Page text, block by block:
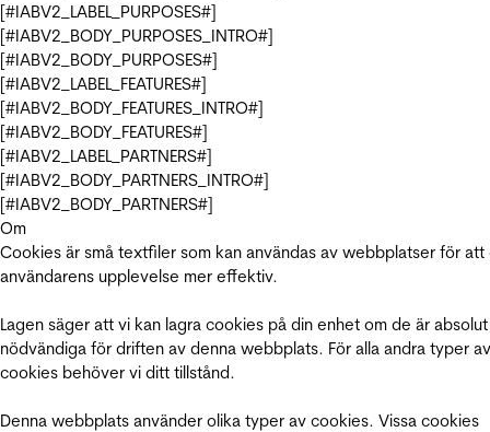
[#IABV2_LABEL_PURPOSES#]
[#IABV2_BODY_PURPOSES_INTRO#]
[#IABV2_BODY_PURPOSES#]
[#IABV2_LABEL_FEATURES#]
[#IABV2_BODY_FEATURES_INTRO#]
[#IABV2_BODY_FEATURES#]
[#IABV2_LABEL_PARTNERS#]
[#IABV2_BODY_PARTNERS_INTRO#]
[#IABV2_BODY_PARTNERS#]
Om
Cookies är små textfiler som kan användas av webbplatser för att
användarens upplevelse mer effektiv.
Lagen säger att vi kan lagra cookies på din enhet om de är absolut
nödvändiga för driften av denna webbplats. För alla andra typer av
cookies behöver vi ditt tillstånd.
Denna webbplats använder olika typer av cookies. Vissa cookies